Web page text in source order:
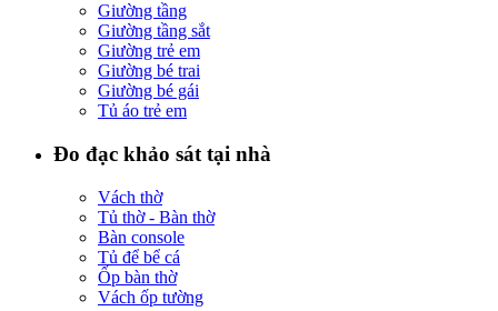
Giường tầng
Giường tầng sắt
Giường trẻ em
Giường bé trai
Giường bé gái
Tủ áo trẻ em
Đo đạc khảo sát tại nhà
Vách thờ
Tủ thờ - Bàn thờ
Bàn console
Tủ để bể cá
Ốp bàn thờ
Vách ốp tường